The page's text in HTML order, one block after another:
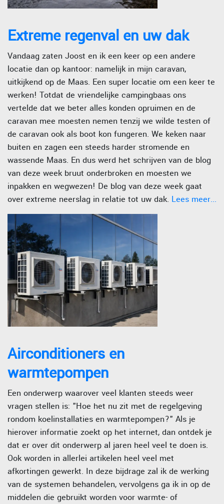
Extreme regenval en uw dak
Vandaag zaten Joost en ik een keer op een andere
locatie dan op kantoor: namelijk in mijn caravan,
uitkijkend op de Maas. Een super locatie om een keer te
werken! Totdat de vriendelijke campingbaas ons
vertelde dat we beter alles konden opruimen en de
caravan mee moesten nemen tenzij we wilde testen of
de caravan ook als boot kon fungeren. We keken naar
buiten en zagen een steeds harder stromende en
wassende Maas. En dus werd het schrijven van de blog
van deze week bruut onderbroken en moesten we
inpakken en wegwezen! De blog van deze week gaat
over extreme neerslag in relatie tot uw dak. Lees meer...
Airconditioners en
warmtepompen
Een onderwerp waarover veel klanten steeds weer
vragen stellen is: "Hoe het nu zit met de regelgeving
rondom koelinstallaties en warmtepompen?" Als je
hierover informatie zoekt op het internet, dan ontdek je
dat er over dit onderwerp al jaren heel veel te doen is.
Ook worden in allerlei artikelen heel veel met
afkortingen gewerkt. In deze bijdrage zal ik de werking
van de systemen behandelen, vervolgens ga ik in op de
middelen die gebruikt worden voor warmte- of